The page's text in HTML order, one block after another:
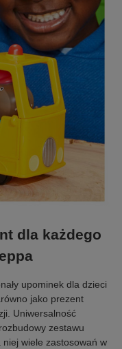
dla każdego
upominek dla dzieci
jako prezent
Uniwersalność
zestawu
wiele zastosowań w